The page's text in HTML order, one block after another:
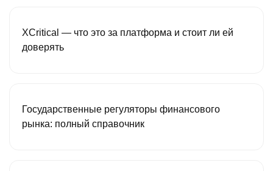
XCritical — что это за платформа и стоит ли ей
доверять
Государственные регуляторы финансового
рынка: полный справочник